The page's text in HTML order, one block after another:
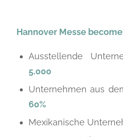
Hannover Messe
Ausstellende
5.000
Unternehmen aus
60%
Mexikanische